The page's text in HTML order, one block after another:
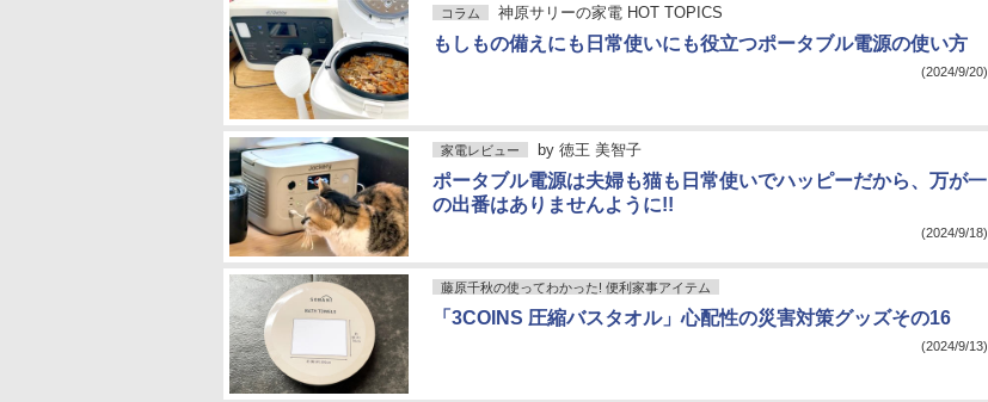
コラム 神原サリーの家電 HOT TOPICS
もしもの備えにも日常使いにも役立つポータブル電源の使い方
(2024/9/20)
家電レビュー by 徳王 美智子
ポータブル電源は夫婦も猫も日常使いでハッピーだから、万が一
の出番はありませんように!!
(2024/9/18)
藤原千秋の使ってわかった! 便利家事アイテム
「3COINS 圧縮バスタオル」心配性の災害対策グッズその16
(2024/9/13)